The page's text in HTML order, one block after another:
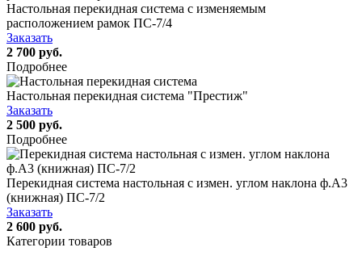
Настольная перекидная система с изменяемым
расположением рамок ПС-7/4
Заказать
2 700 руб.
Подробнее
Настольная перекидная система "Престиж"
Заказать
2 500 руб.
Подробнее
Перекидная система настольная с измен. углом наклона ф.А3
(книжная) ПС-7/2
Заказать
2 600 руб.
Категории товаров